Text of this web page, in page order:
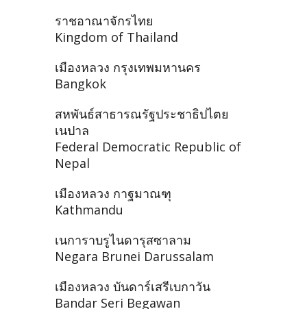
ราชอาณาจักรไทย
Kingdom of Thailand
เมืองหลวง กรุงเทพมหานคร
Bangkok
สหพันธ์สาธารณรัฐประชาธิปไตย
เนปาล
Federal Democratic Republic of
Nepal
เมืองหลวง กาฐมาณฑุ
Kathmandu
เนการาบรูไนดารุสซาลาม
Negara Brunei Darussalam
เมืองหลวง บันดาร์เสรีเบกาวัน
Bandar Seri Begawan